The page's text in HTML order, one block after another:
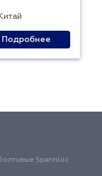
Китай
Подробнее
Spannloc